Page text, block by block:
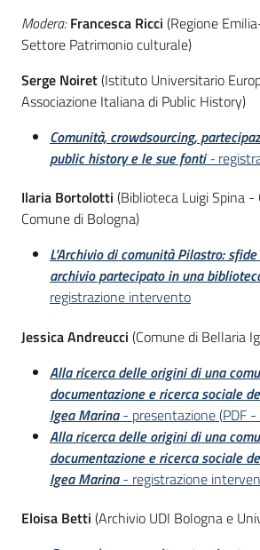
Modera:Francesca Ricci (Regione
Settore Patrimonio culturale)
Serge Noiret(Istituto Universitario
Associazione Italiana di Public History)
Comunità, crowdsourcing,
public history e le sue fonti-
Ilaria Bortolotti (Biblioteca Luigi Spina -
Comune di Bologna)
L’Archivio di comunità Pilastro:
archivio partecipato in una
registrazione intervento
Jessica Andreucci (Comune di Bellaria
Alla ricerca delle origini di una
documentazione e ricerca sociale
Igea Marina- presentazione(PDF -
Alla ricerca delle origini di una
documentazione e ricerca sociale
Igea Marina - registrazione
Eloisa Betti (Archivio UDI Bologna e